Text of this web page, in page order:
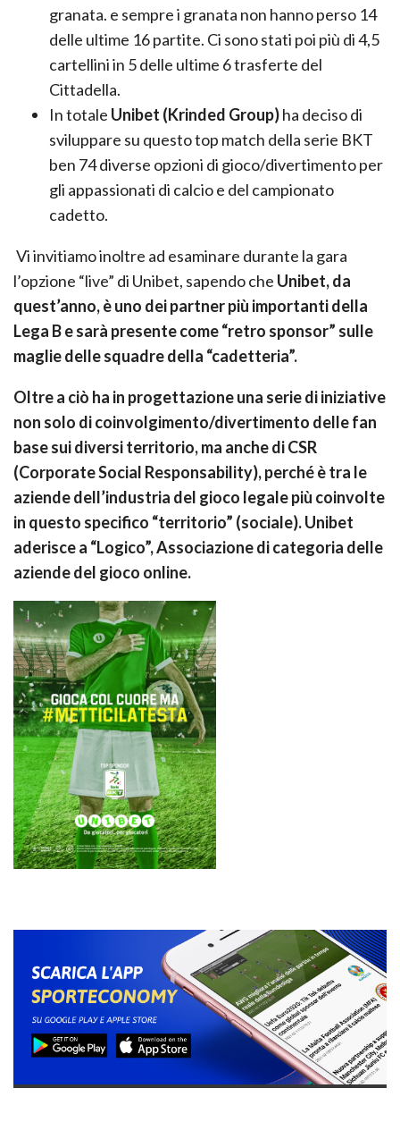
granata. e sempre i granata non hanno perso 14
delle ultime 16 partite. Ci sono stati poi più di 4,5
cartellini in 5 delle ultime 6 trasferte del
Cittadella.
In totale Unibet (Krinded Group)ha deciso di
sviluppare su questo top match della serie BKT
ben 74 diverse opzioni di gioco/divertimento per
gli appassionati di calcio e del campionato
cadetto.
Vi invitiamo inoltre ad esaminare durante la gara
l’opzione “live” di Unibet, sapendo che Unibet, da
quest’anno, è uno dei partner più importanti della
Lega B e sarà presente come “retro sponsor” sulle
maglie delle squadre della “cadetteria”.
Oltre a ciò ha in progettazione una serie di iniziative
non solo di coinvolgimento/divertimento delle fan
base sui diversi territorio, ma anche di CSR
(Corporate Social Responsability), perché è tra le
aziende dell’industria del gioco legale più coinvolte
in questo specifico “territorio” (sociale). Unibet
aderisce a “Logico”, Associazione di categoria delle
aziende del gioco online.